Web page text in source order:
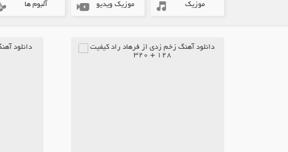
موزیک موزیک ویدیو آلبوم ها